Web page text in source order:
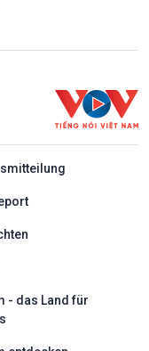
- das Land für